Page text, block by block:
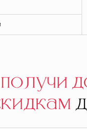
получи